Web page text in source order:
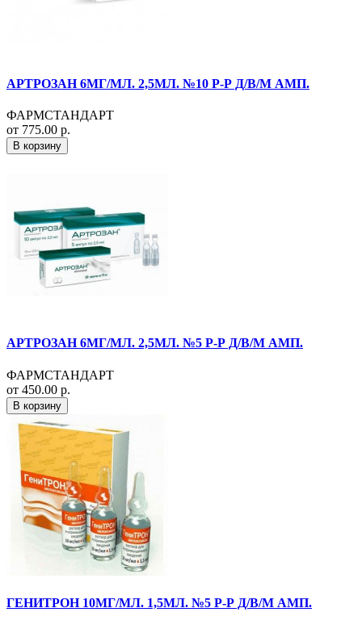
АРТРОЗАН 6МГ/МЛ. 2,5МЛ. №10 Р-Р Д/В/М АМП.
ФАРМСТАНДАРТ
от 775.00 р.
В корзину
АРТРОЗАН 6МГ/МЛ. 2,5МЛ. №5 Р-Р Д/В/М АМП.
ФАРМСТАНДАРТ
от 450.00 р.
В корзину
ГЕНИТРОН 10МГ/МЛ. 1,5МЛ. №5 Р-Р Д/В/М АМП.